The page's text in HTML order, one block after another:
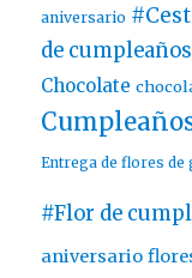
aniversario
de cumpleaños
Chocolate
Entrega de flores de
#Flor de
aniversario